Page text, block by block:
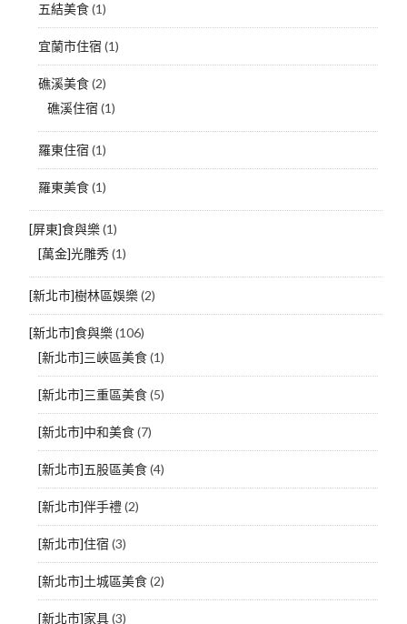
五結美食(1)
宜蘭市住宿 (1)
礁溪美食(2)
礁溪住宿 (1)
羅東住宿 (1)
羅東美食(1)
[屏東]食與樂(1)
[萬金]光雕秀(1)
[新北市]樹林區娛樂(2)
[新北市]食與樂(106)
[新北市]三峽區美食(1)
[新北市]三重區美食(5)
[新北市]中和美食(7)
[新北市]五股區美食(4)
[新北市]伴手禮(2)
[新北市]住宿 (3)
[新北市]土城區美食(2)
[新北市]家具(3)